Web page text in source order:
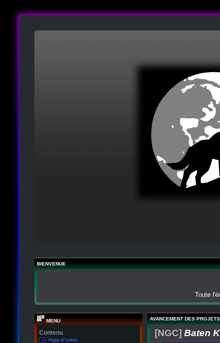
BIENVENUE
Toute
MENU
Contenu
Page d’index
AVANCEMENT DES PROJETS
[NGC] Baten